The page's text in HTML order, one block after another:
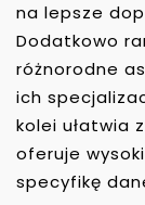
na lepsze
Dodatkowo
różnorodne
ich
kolei ułatwia
oferuje
specyfikę